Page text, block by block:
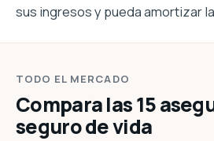
sus ingresos y pueda amortizar
TODO EL MERCADO
Compara las 15
seguro de vida